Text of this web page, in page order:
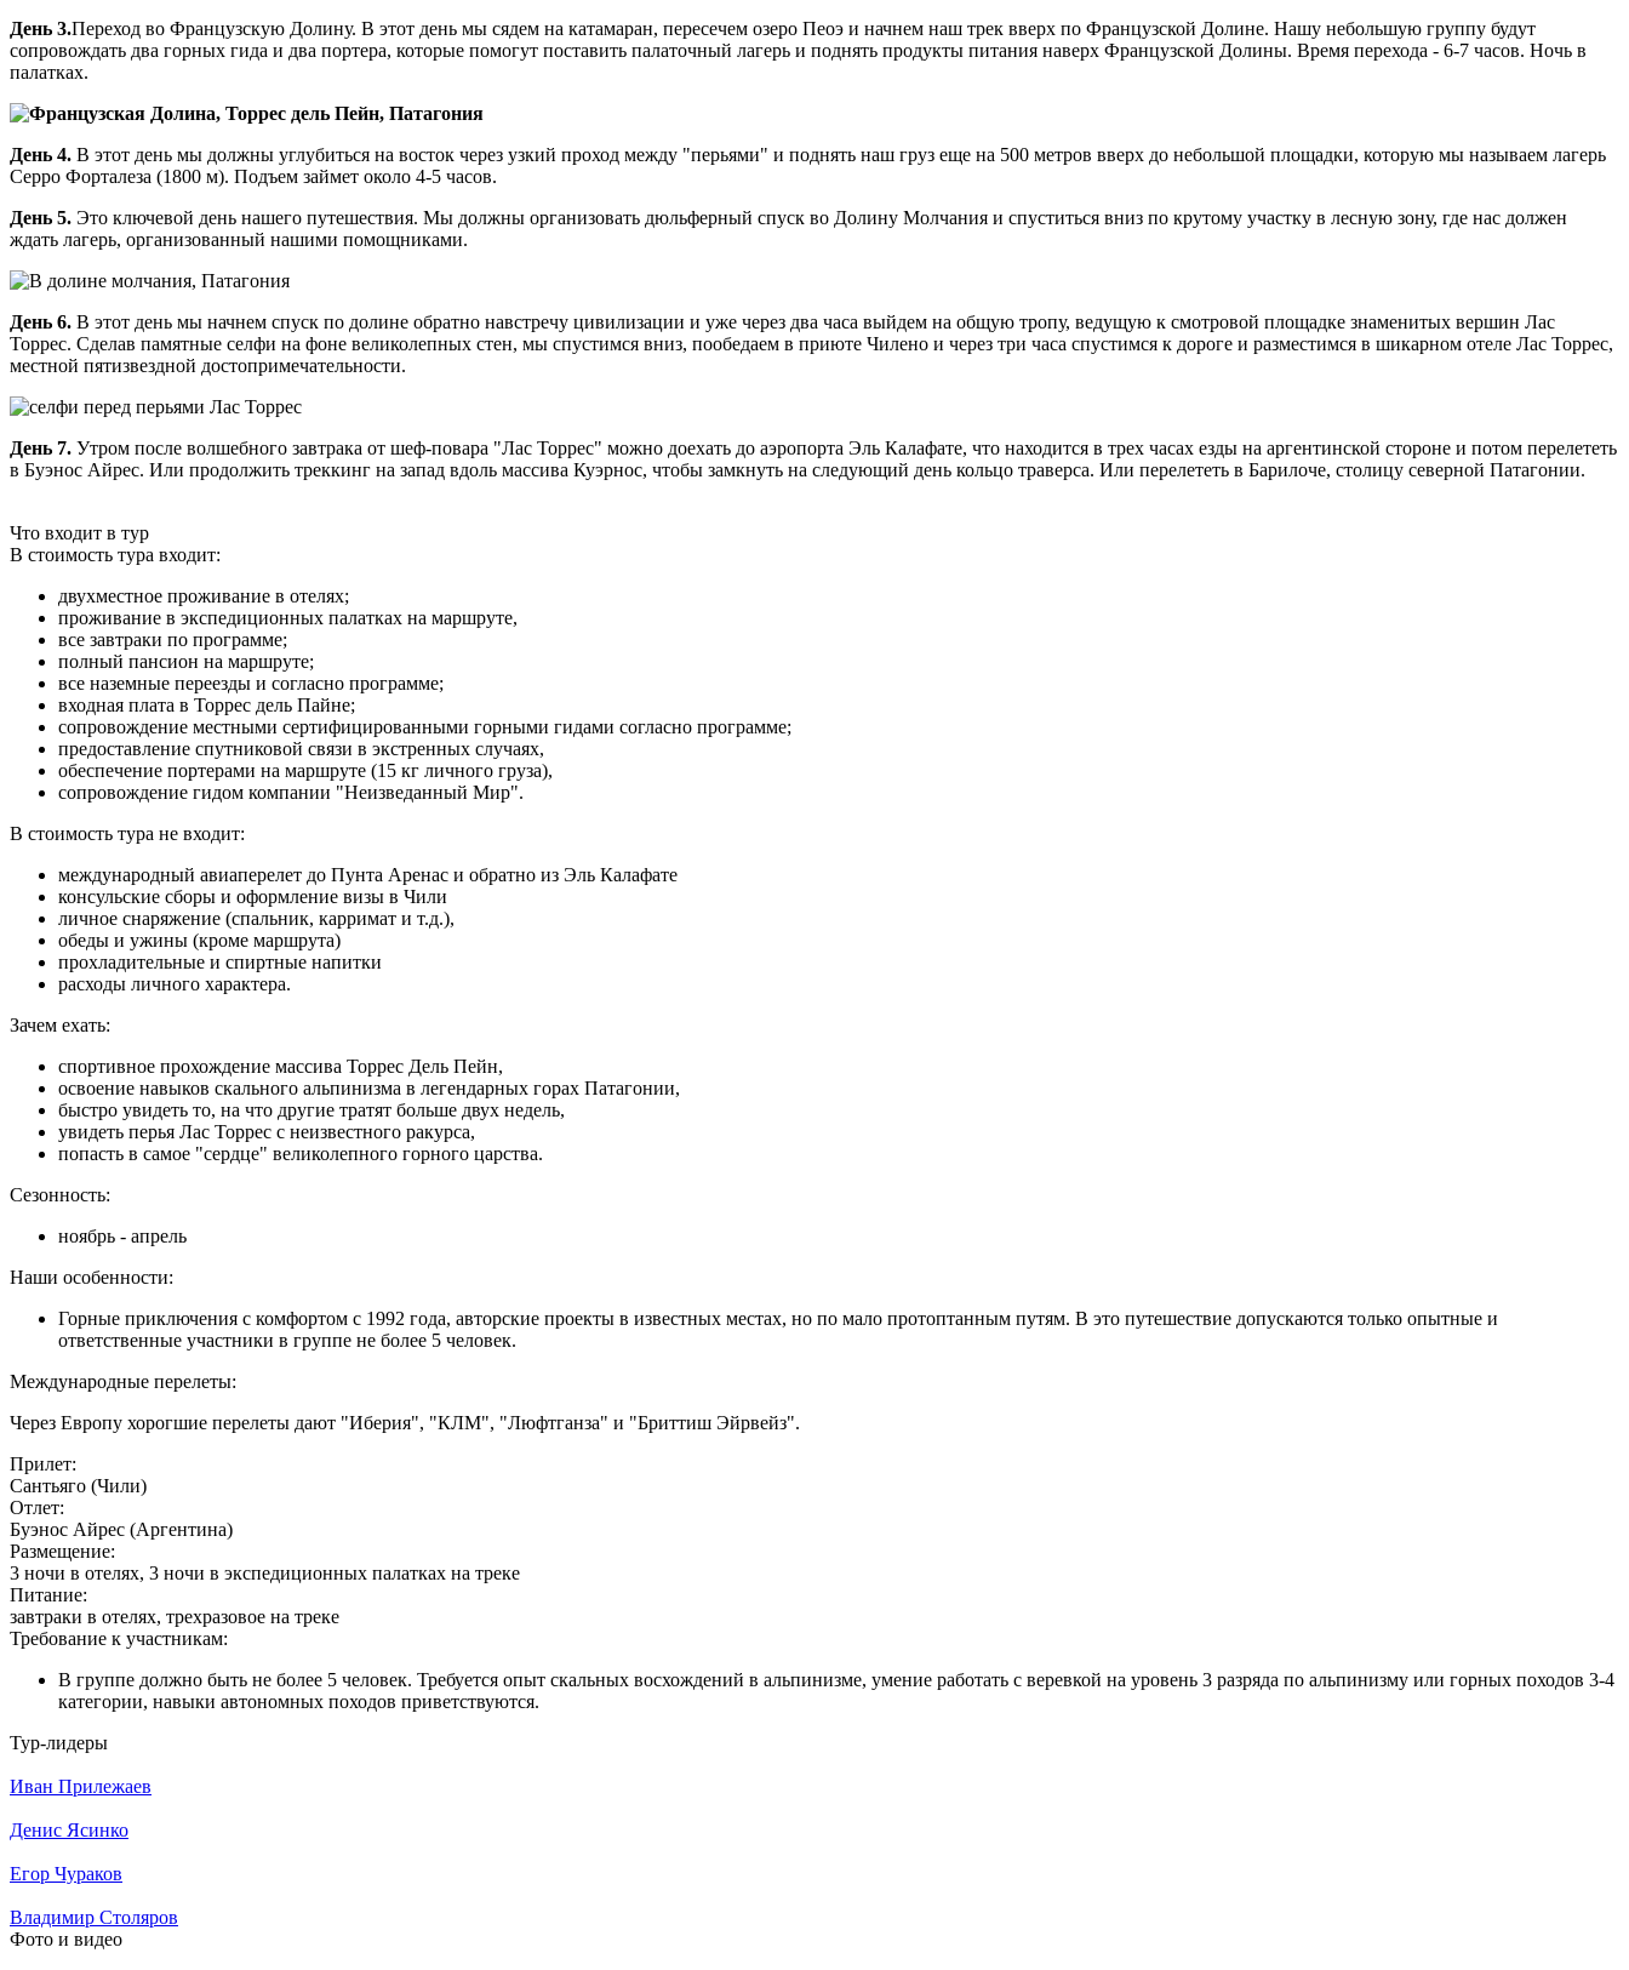
День 3.Переход во Французскую Долину. В этот день мы сядем на катамаран, пересечем озеро Пеоэ и начнем наш трек вверх по Французской Долине. Нашу небольшую группу будут
сопровождать два горных гида и два портера, которые помогут поставить палаточный лагерь и поднять продукты питания наверх Французской Долины. Время перехода - 6-7 часов. Ночь в
палатках.
День 4. В этот день мы должны углубиться на восток через узкий проход между "перьями" и поднять наш груз еще на 500 метров вверх до небольшой площадки, которую мы называем лагерь
Серро Форталеза (1800 м). Подъем займет около 4-5 часов.
День 5. Это ключевой день нашего путешествия. Мы должны организовать дюльферный спуск во Долину Молчания и спуститься вниз по крутому участку в лесную зону, где нас должен
ждать лагерь, организованный нашими помощниками.
День 6. В этот день мы начнем спуск по долине обратно навстречу цивилизации и уже через два часа выйдем на общую тропу, ведущую к смотровой площадке знаменитых вершин Лас
Торрес. Сделав памятные селфи на фоне великолепных стен, мы спустимся вниз, пообедаем в приюте Чилено и через три часа спустимся к дороге и разместимся в шикарном отеле Лас Торрес,
местной пятизвездной достопримечательности.
День 7. Утром после волшебного завтрака от шеф-повара "Лас Торрес" можно доехать до аэропорта Эль Калафате, что находится в трех часах езды на аргентинской стороне и потом перелететь
в Буэнос Айрес. Или продолжить треккинг на запад вдоль массива Куэрнос, чтобы замкнуть на следующий день кольцо траверса. Или перелететь в Барилоче, столицу северной Патагонии.
Что входит в тур
В стоимость тура входит:
двухместное проживание в отелях;
проживание в экспедиционных палатках на маршруте,
все завтраки по программе;
полный пансион на маршруте;
все наземные переезды и согласно программе;
входная плата в Торрес дель Пайне;
сопровождение местными сертифицированными горными гидами согласно программе;
предоставление спутниковой связи в экстренных случаях,
обеспечение портерами на маршруте (15 кг личного груза),
сопровождение гидом компании "Неизведанный Мир".
В стоимость тура не входит:
международный авиаперелет до Пунта Аренас и обратно из Эль Калафате
консульские сборы и оформление визы в Чили
личное снаряжение (спальник, карримат и т.д.),
обеды и ужины (кроме маршрута)
прохладительные и спиртные напитки
расходы личного характера.
Зачем ехать:
спортивное прохождение массива Торрес Дель Пейн,
освоение навыков скального альпинизма в легендарных горах Патагонии,
быстро увидеть то, на что другие тратят больше двух недель,
увидеть перья Лас Торрес с неизвестного ракурса,
попасть в самое "сердце" великолепного горного царства.
Сезонность:
ноябрь - апрель
Наши особенности:
Горные приключения с комфортом с 1992 года, авторские проекты в известных местах, но по мало протоптанным путям. В это путешествие допускаются только опытные и
ответственные участники в группе не более 5 человек.
Международные перелеты:
Через Европу хорогшие перелеты дают "Иберия", "КЛМ", "Люфтганза" и "Бриттиш Эйрвейз".
Прилет:
Сантьяго (Чили)
Отлет:
Буэнос Айрес (Аргентина)
Размещение:
3 ночи в отелях, 3 ночи в экспедиционных палатках на треке
Питание:
завтраки в отелях, трехразовое на треке
Требование к участникам:
В группе должно быть не более 5 человек. Требуется опыт скальных восхождений в альпинизме, умение работать с веревкой на уровень 3 разряда по альпинизму или горных походов 3-4
категории, навыки автономных походов приветствуются.
Тур-лидеры
Иван Прилежаев
Денис Ясинко
Егор Чураков
Владимир Столяров
Фото и видео